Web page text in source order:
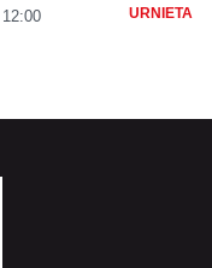
URNIETA